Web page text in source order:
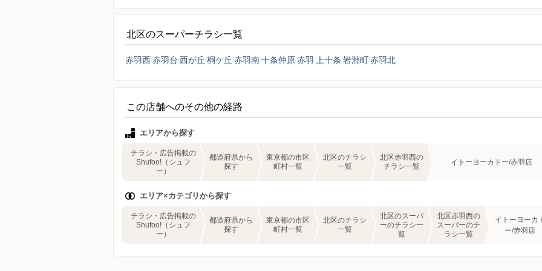
北区のスーパーチラシ一覧
赤羽西赤羽台 西が丘 桐ケ丘 赤羽南十条仲原赤羽 上十条 岩淵町赤羽北
この店舗へのその他の経路
エリアから探す
チラシ・広告掲載の
Shufoo!（シュフ
ー）
都道府県から
探す
東京都の市区
町村一覧
北区のチラシ
一覧
北区赤羽西の
チラシ一覧
イトーヨーカドー/赤羽店
エリア×カテゴリから探す
チラシ・広告掲載の
Shufoo!（シュフ
ー）
都道府県から
探す
東京都の市区
町村一覧
北区のチラシ
一覧
北区のスーパ
ーのチラシ一
覧
北区赤羽西の
スーパーのチ
ラシ一覧
イトーヨーカ
ー/赤羽店